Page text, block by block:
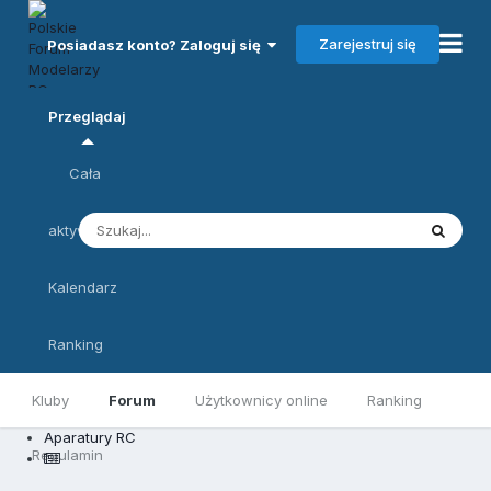
Posiadasz konto? Zaloguj się Zarejestruj się
Przeglądaj
Kluby Forum Użytkownicy online Ranking
Regulamin
Cała
aktywność
Kalendarz
Ranking
Aparatury RC